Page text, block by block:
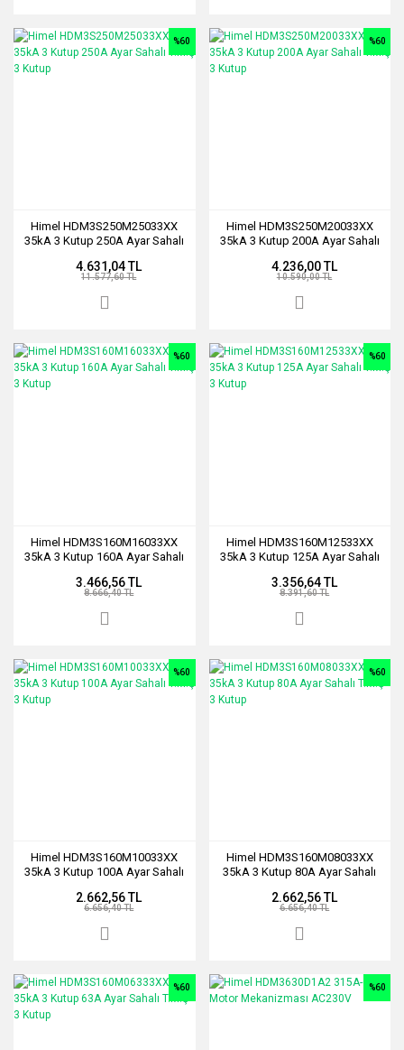
Himel HDM3S250M25033XX
35kA 3 Kutup 250A Ayar Sahalı
%60
4.631,04 TL
11.577,60 TL
Himel HDM3S250M20033XX
35kA 3 Kutup 200A Ayar Sahalı
%60
4.236,00 TL
10.590,00 TL
Himel HDM3S160M16033XX
35kA 3 Kutup 160A Ayar Sahalı
%60
3.466,56 TL
8.666,40 TL
Himel HDM3S160M12533XX
35kA 3 Kutup 125A Ayar Sahalı
%60
3.356,64 TL
8.391,60 TL
Himel HDM3S160M10033XX
35kA 3 Kutup 100A Ayar Sahalı
%60
2.662,56 TL
6.656,40 TL
Himel HDM3S160M08033XX
35kA 3 Kutup 80A Ayar Sahalı
%60
2.662,56 TL
6.656,40 TL
%60 %60